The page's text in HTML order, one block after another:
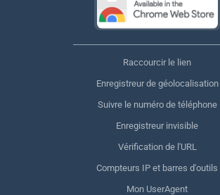
Raccourcir le lien
Enregistreur de géolocalisation
Suivre le numéro de téléphone
Enregistreur invisible
Vérification de l'URL
Compteurs IP et barres d'outils
Mon UserAgent